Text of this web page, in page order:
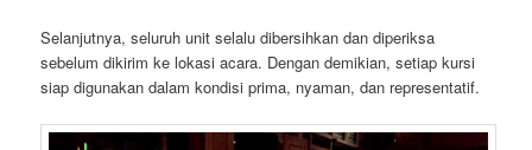
Selanjutnya, seluruh unit selalu dibersihkan dan diperiksa
sebelum dikirim ke lokasi acara. Dengan demikian, setiap kursi
siap digunakan dalam kondisi prima, nyaman, dan representatif.